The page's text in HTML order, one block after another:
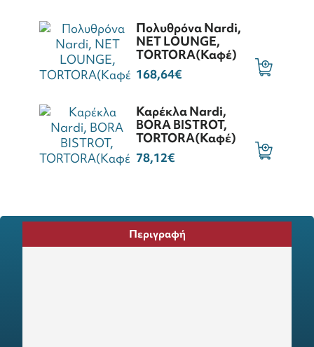
Πολυθρόνα Nardi,
NET LOUNGE,
ΤORTORA(Καφέ)
168,64€
Καρέκλα Nardi,
BORA BISTROT,
TORTORA(Καφέ)
78,12€
Περιγραφή